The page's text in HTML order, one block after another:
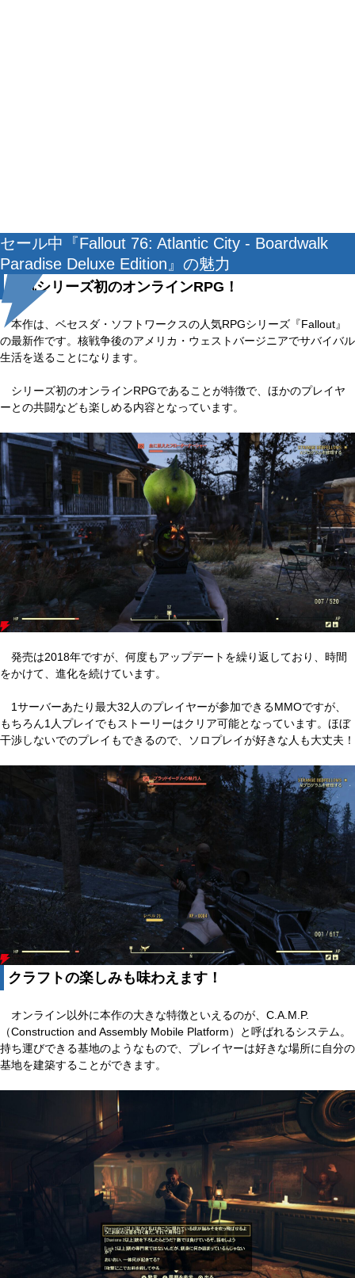
セール中『Fallout 76: Atlantic City - Boardwalk
Paradise Deluxe Edition』の魅力
人気シリーズ初のオンラインRPG！
本作は、ベセスダ・ソフトワークスの人気RPGシリーズ『Fallout』
の最新作です。核戦争後のアメリカ・ウェストバージニアでサバイバル
生活を送ることになります。
シリーズ初のオンラインRPGであることが特徴で、ほかのプレイヤ
ーとの共闘なども楽しめる内容となっています。
発売は2018年ですが、何度もアップデートを繰り返しており、時間
をかけて、進化を続けています。
1サーバーあたり最大32人のプレイヤーが参加できるMMOですが、
もちろん1人プレイでもストーリーはクリア可能となっています。ほぼ
干渉しないでのプレイもできるので、ソロプレイが好きな人も大丈夫！
クラフトの楽しみも味わえます！
オンライン以外に本作の大きな特徴といえるのが、C.A.M.P.
（Construction and Assembly Mobile Platform）と呼ばれるシステム。
持ち運びできる基地のようなもので、プレイヤーは好きな場所に自分の
基地を建築することができます。